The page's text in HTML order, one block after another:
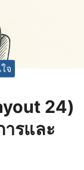
จ
24)
ารและ